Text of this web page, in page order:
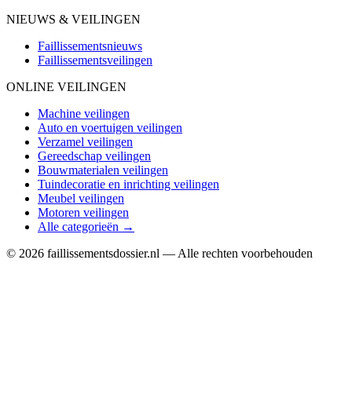
NIEUWS & VEILINGEN
Faillissementsnieuws
Faillissementsveilingen
ONLINE VEILINGEN
Machine veilingen
Auto en voertuigen veilingen
Verzamel veilingen
Gereedschap veilingen
Bouwmaterialen veilingen
Tuindecoratie en inrichting veilingen
Meubel veilingen
Motoren veilingen
Alle categorieën →
© 2026 faillissementsdossier.nl — Alle rechten voorbehouden